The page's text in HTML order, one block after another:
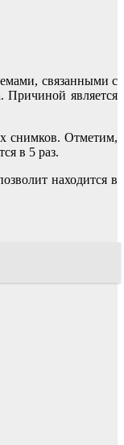
связанными с
Причиной является
снимков. Отметим,
в 5 раз.
находится в